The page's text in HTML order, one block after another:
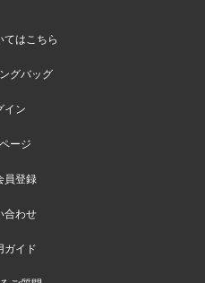
てはこちら
グバッグ
イン
ージ
員登録
合わせ
ガイド